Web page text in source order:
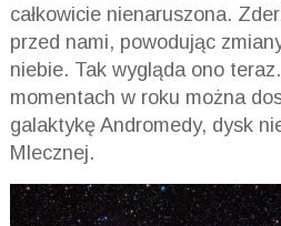
całkowicie nienaruszona.
przed nami, powodując
niebie. Tak wygląda ono
momentach w roku można
galaktykę Andromedy, dysk
Mlecznej.